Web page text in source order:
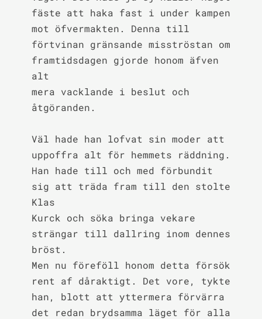
fäste att haka fast i under kampen
mot öfvermakten. Denna till
förtvinan gränsande misströstan om
framtidsdagen gjorde honom äfven
alt
mera vacklande i beslut och
åtgöranden.
Väl hade han lofvat sin moder att
uppoffra alt för hemmets räddning.
Han hade till och med förbundit
sig att träda fram till den stolte
Klas
Kurck och söka bringa vekare
strängar till dallring inom dennes
bröst.
Men nu föreföll honom detta försök
rent af dåraktigt. Det vore, tykte
han, blott att yttermera förvärra
det redan brydsamma läget för alla